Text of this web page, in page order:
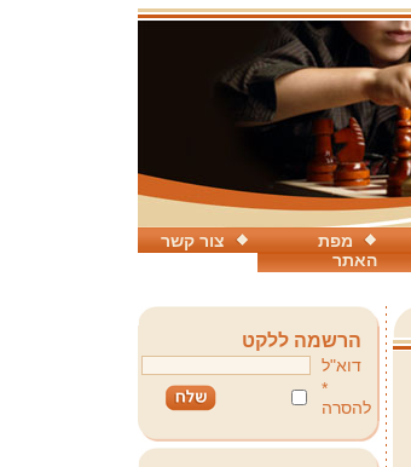
צור קשר
מפת
האתר
הרשמה ללקט
דוא"ל
*
להסרה